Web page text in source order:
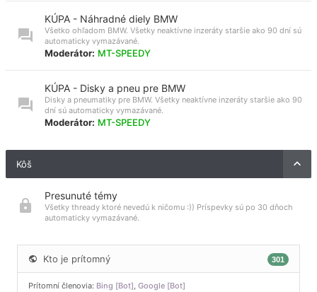
KÚPA - Náhradné diely BMW
Všetko ohľadom BMW. Všetky neaktívne inzeráty staršie ako 90 dní sú
automaticky vymazávané.
Moderátor: MT-SPEEDY
KÚPA - Disky a pneu pre BMW
Disky a pneumatiky pre BMW. Všetky neaktívne inzeráty staršie ako 90
dní sú automaticky vymazávané.
Moderátor: MT-SPEEDY
Kôš
Presunuté témy
Všetky thready ktoré nevedú k ničomu :)) Príspevky sú po 30 dňoch
automaticky vymazávané.
Kto je prítomný 301
Prítomní členovia: Bing [Bot] Google [Bot]